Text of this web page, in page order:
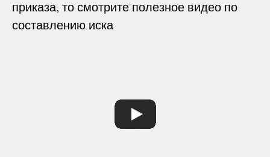
приказа, то смотрите полезное видео по
составлению иска